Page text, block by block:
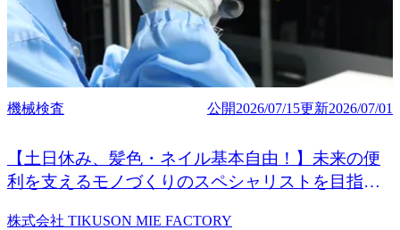
機械検査 公開2026/07/15更新2026/07/01
【土日休み、髪色・ネイル基本自由！】未来の便
利を支えるモノづくりのスペシャリストを目指し
株式会社 TIKUSON MIE FACTORY